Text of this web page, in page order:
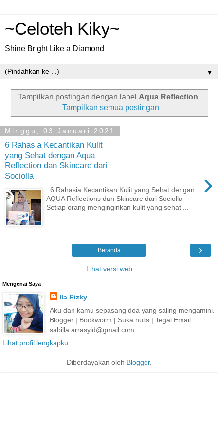
~Celoteh Kiky~
Shine Bright Like a Diamond
▼
Tampilkan postingan dengan label Aqua Reflection.
Tampilkan semua postingan
Minggu, 03 Januari 2021
6 Rahasia Kecantikan Kulit
yang Sehat dengan Aqua
Reflection dan Skincare dari
Sociolla
›
6 Rahasia Kecantikan Kulit yang Sehat dengan
AQUA Reflections dan Skincare dari Sociolla
Setiap orang menginginkan kulit yang sehat,...
›
Beranda
Lihat versi web
Mengenai Saya
Ila Rizky
Aku dan kamu sepasang doa yang saling mengamini.
Blogger | Bookworm | Suka nulis | Tegal Email :
sabilla.arrasyid@gmail.com
Lihat profil lengkapku
Diberdayakan oleh Blogger.